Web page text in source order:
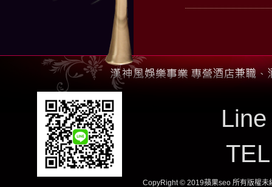
CopyRight © 2019蘋果seo 所有版權未